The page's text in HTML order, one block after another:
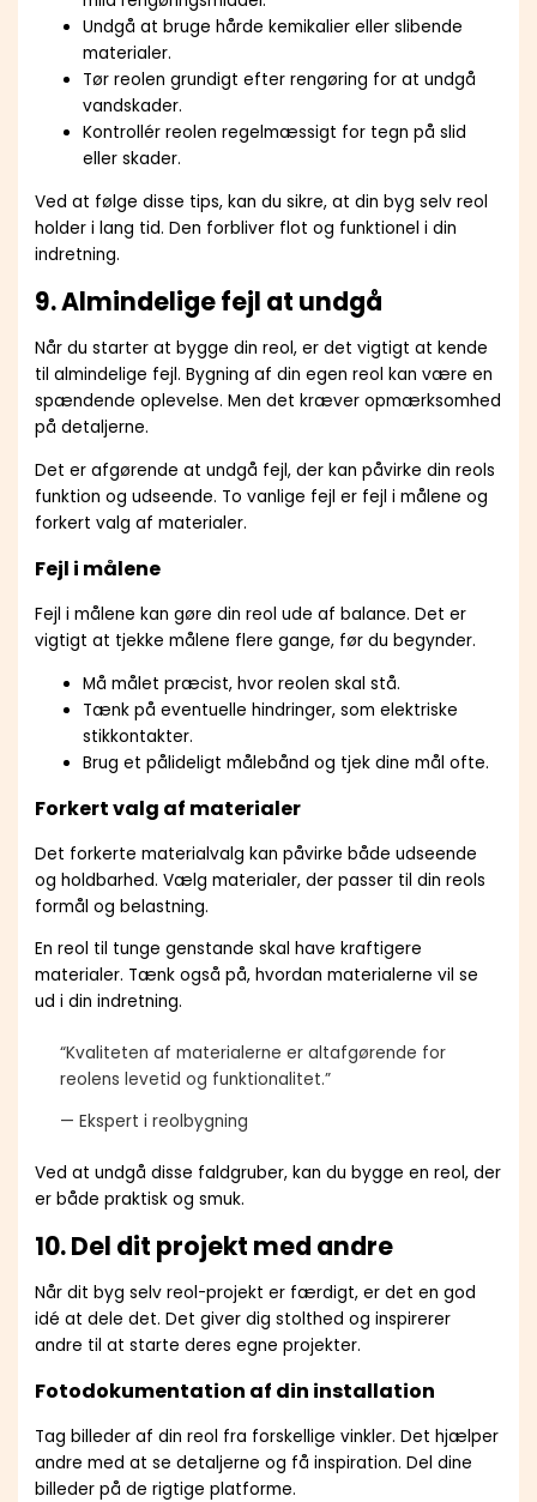
Undgå at bruge hårde kemikalier eller slibende
materialer.
Tør reolen grundigt efter rengøring for at undgå
vandskader.
Kontrollér reolen regelmæssigt for tegn på slid
eller skader.
Ved at følge disse tips, kan du sikre, at din byg selv reol
holder i lang tid. Den forbliver flot og funktionel i din
indretning.
9. Almindelige fejl at undgå
Når du starter at bygge din reol, er det vigtigt at kende
til almindelige fejl. Bygning af din egen reol kan være en
spændende oplevelse. Men det kræver opmærksomhed
på detaljerne.
Det er afgørende at undgå fejl, der kan påvirke din reols
funktion og udseende. To vanlige fejl er fejl i målene og
forkert valg af materialer.
Fejl i målene
Fejl i målene kan gøre din reol ude af balance. Det er
vigtigt at tjekke målene flere gange, før du begynder.
Må målet præcist, hvor reolen skal stå.
Tænk på eventuelle hindringer, som elektriske
stikkontakter.
Brug et pålideligt målebånd og tjek dine mål ofte.
Forkert valg af materialer
Det forkerte materialvalg kan påvirke både udseende
og holdbarhed. Vælg materialer, der passer til din reols
formål og belastning.
En reol til tunge genstande skal have kraftigere
materialer. Tænk også på, hvordan materialerne vil se
ud i din indretning.
“Kvaliteten af materialerne er altafgørende for
reolens levetid og funktionalitet.”
— Ekspert i reolbygning
Ved at undgå disse faldgruber, kan du bygge en reol, der
er både praktisk og smuk.
10. Del dit projekt med andre
Når dit byg selv reol-projekt er færdigt, er det en god
idé at dele det. Det giver dig stolthed og inspirerer
andre til at starte deres egne projekter.
Fotodokumentation af din installation
Tag billeder af din reol fra forskellige vinkler. Det hjælper
andre med at se detaljerne og få inspiration. Del dine
billeder på de rigtige platforme.